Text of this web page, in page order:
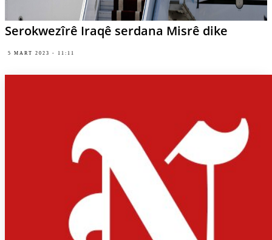
Serokwezîrê Iraqê serdana Misrê dike
5 MART 2023 - 11:11